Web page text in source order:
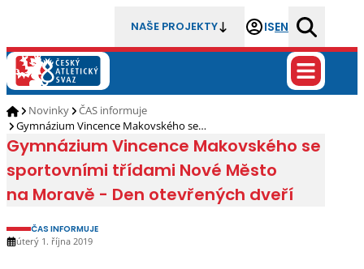
NAŠE PROJEKTY ISEN
Novinky
ČAS informuje
Gymnázium Vincence Makovského se…
Gymnázium Vincence Makovského se
sportovními třídami Nové Město
na Moravě - Den otevřených dveří
ČAS INFORMUJE
úterý 1. října 2019